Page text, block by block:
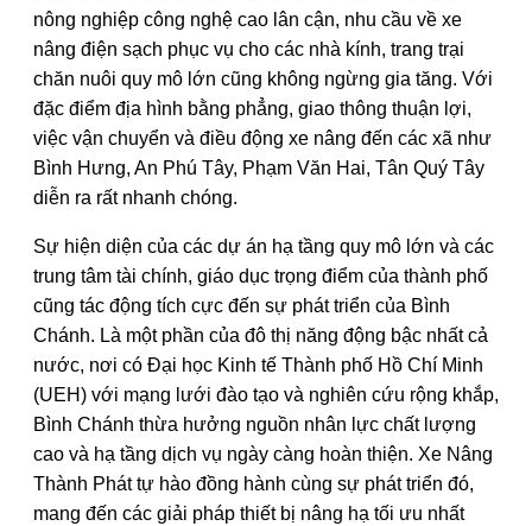
nông nghiệp công nghệ cao lân cận, nhu cầu về xe
nâng điện sạch phục vụ cho các nhà kính, trang trại
chăn nuôi quy mô lớn cũng không ngừng gia tăng. Với
đặc điểm địa hình bằng phẳng, giao thông thuận lợi,
việc vận chuyển và điều động xe nâng đến các xã như
Bình Hưng, An Phú Tây, Phạm Văn Hai, Tân Quý Tây
diễn ra rất nhanh chóng.
Sự hiện diện của các dự án hạ tầng quy mô lớn và các
trung tâm tài chính, giáo dục trọng điểm của thành phố
cũng tác động tích cực đến sự phát triển của Bình
Chánh. Là một phần của đô thị năng động bậc nhất cả
nước, nơi có Đại học Kinh tế Thành phố Hồ Chí Minh
(UEH) với mạng lưới đào tạo và nghiên cứu rộng khắp,
Bình Chánh thừa hưởng nguồn nhân lực chất lượng
cao và hạ tầng dịch vụ ngày càng hoàn thiện. Xe Nâng
Thành Phát tự hào đồng hành cùng sự phát triển đó,
mang đến các giải pháp thiết bị nâng hạ tối ưu nhất